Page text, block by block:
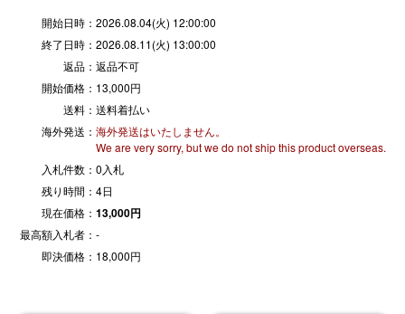
開始日時： 2026.08.04(火) 12:00:00
終了日時： 2026.08.11(火) 13:00:00
返品： 返品不可
開始価格： 13,000円
送料： 送料着払い
海外発送： 海外発送はいたしません。
We are very sorry, but we do not ship this product overseas.
入札件数： 0入札
残り時間： 4日
現在価格： 13,000円
最高額入札者： -
即決価格： 18,000円